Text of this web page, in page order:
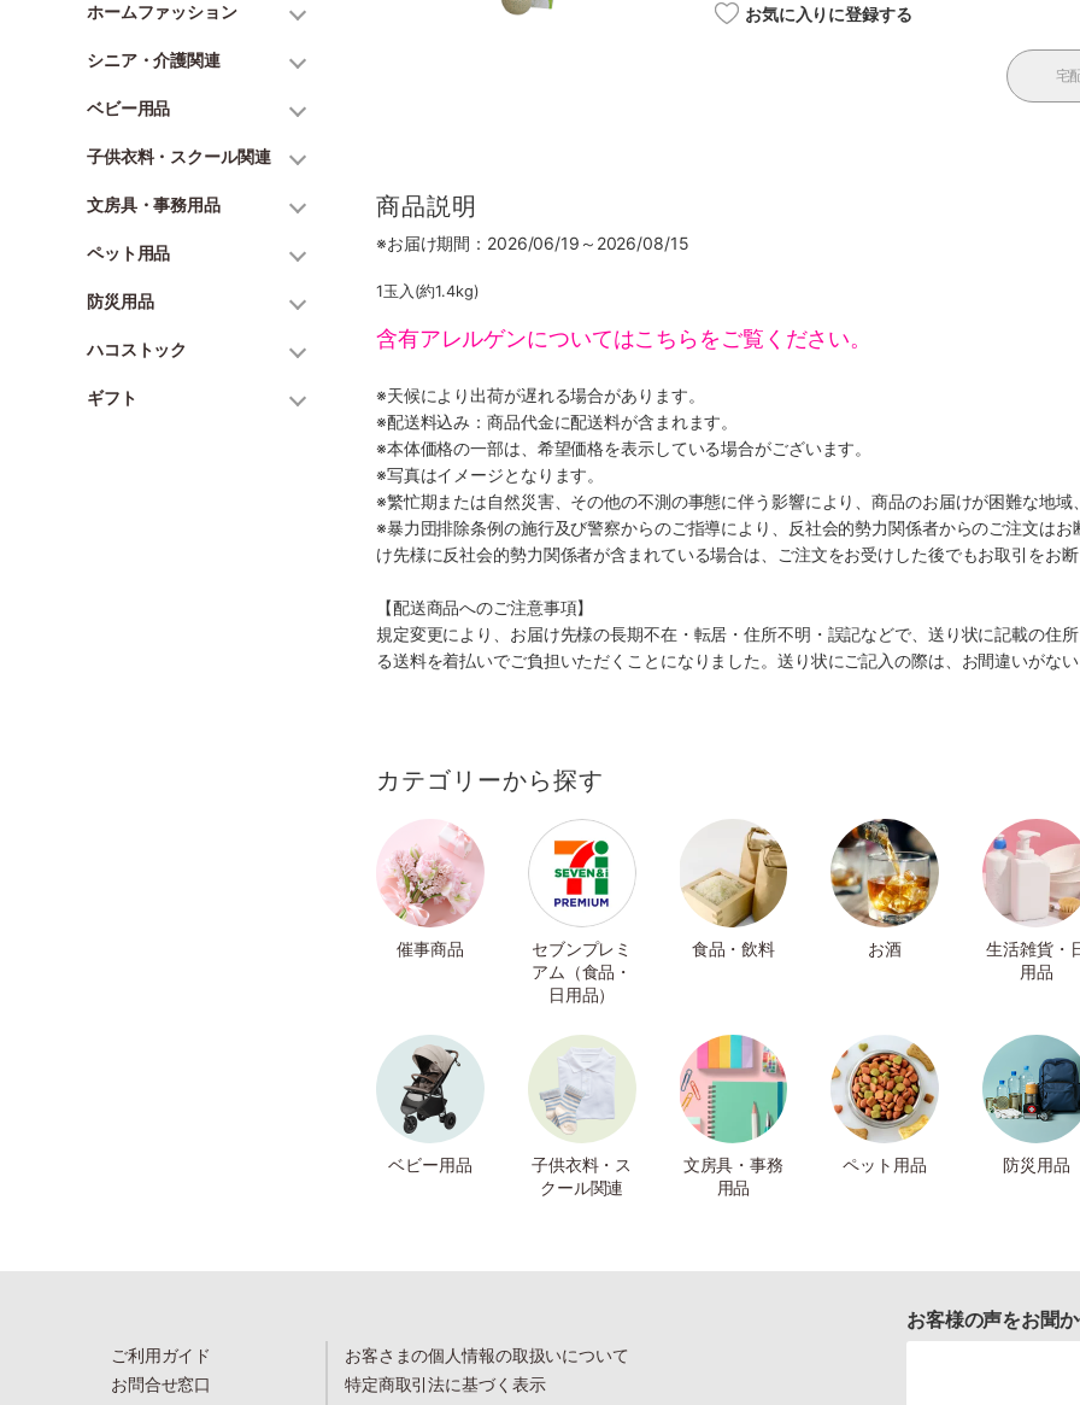
ホームファッション
シニア・介護関連
ベビー用品
子供衣料・スクール関連
文房具・事務用品
ペット用品
防災用品
ハコストック
ギフト
お気に入りに登録する
宅
商品説明
※お届け期間：2026/06/19～2026/08/15
1玉入(約1.4kg)
含有アレルゲンについてはこちらをご覧ください。
※天候により出荷が遅れる場合があります。
※配送料込み：商品代金に配送料が含まれます。
※本体価格の一部は、希望価格を表示している場合がございます。
※写真はイメージとなります。
※繁忙期または自然災害、その他の不測の事態に伴う影響により、商品のお届けが困難な地域
※暴力団排除条例の施行及び警察からのご指導により、反社会的勢力関係者からのご注文は
け先様に反社会的勢力関係者が含まれている場合は、ご注文をお受けした後でもお取引をお
【配送商品へのご注意事項】
規定変更により、お届け先様の長期不在・転居・住所不明・誤記などで、送り状に記載の住
る送料を着払いでご負担いただくことになりました。送り状にご記入の際は、お間違いがな
カテゴリーから探す
催事商品
セブンプレミ
アム（食品・
日用品）
食品・飲料 お酒
生活雑貨・
用品
ベビー用品
子供衣料・ス
クール関連
文房具・事務
用品
ペット用品 防災用品
ご利用ガイド
お問合せ窓口
お客さまの個人情報の取扱いについて
特定商取引法に基づく表示
お客様の声をお聞